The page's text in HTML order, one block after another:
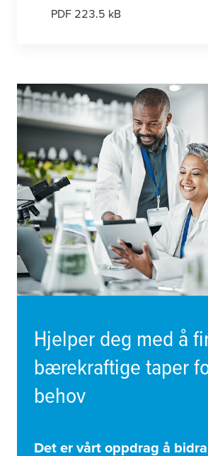
PDF 223.5 kB
Hjelper deg med å
bærekraftige taper
behov
Det er vårt oppdrag å